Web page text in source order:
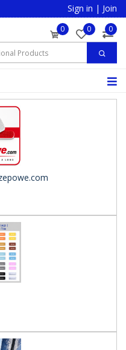
Sign in | Join
0 0 0